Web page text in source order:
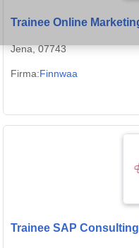
Trainee Online
Jena, 07743
Firma:Finnwaa
Trainee SAP